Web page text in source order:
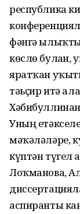
республика
фәнгә
көслө бул­ған,
яратҡан
тәьҫир итә
Уның
мәҡәләләре,
күптән түгел
Лоҡманова,
аспиранты